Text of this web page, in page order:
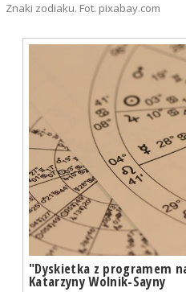
Znaki zodiaku. Fot. pixabay.com
"Dyskietka z programem
Katarzyny Wolnik-Sayny